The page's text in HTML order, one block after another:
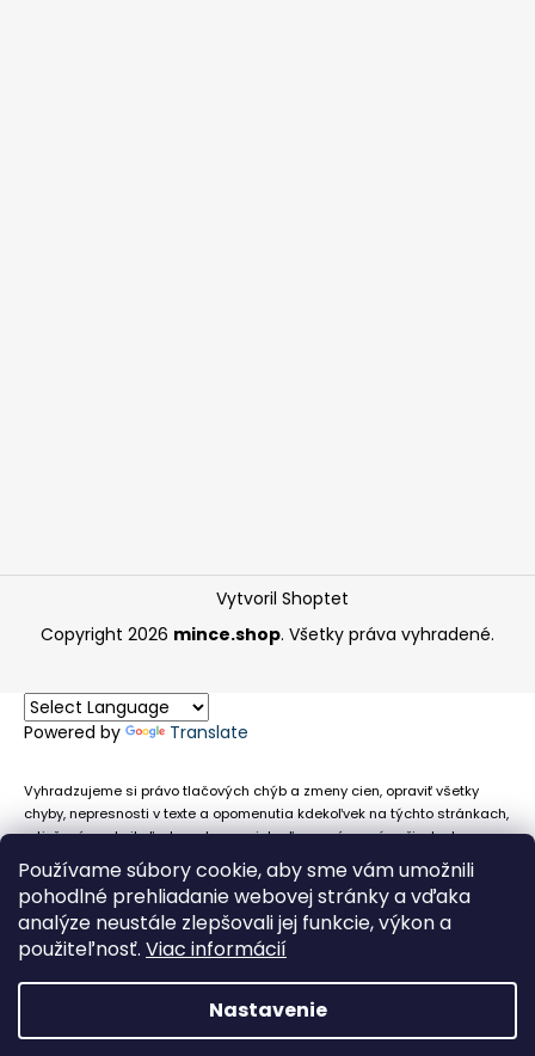
Používame súbory cookie, aby sme vám umožnili
pohodlné prehliadanie webovej stránky a vďaka
analýze neustále zlepšovali jej funkcie, výkon a
použiteľnosť. Viac informácií
Nastavenie
Vytvoril Shoptet
Copyright 2026 mince.shop. Všetky práva vyhradené.
Powered by Translate
Vyhradzujeme si právo tlačových chýb a zmeny cien, opraviť všetky
chyby, nepresnosti v texte a opomenutia kdekoľvek na týchto stránkach,
a tiež právo akejkoľvek osobe zamietnuť neoprávnenú požiadavku na
chybne uvedený text. Na stránkach sa môžu vyskytnúť technické
nepresnosti a typografické chyby alebo opomenutia v súvislosti s
informáciami zobrazenými na týchto stránkach, nevyplýva nám žiadna
povinnosť ani zodpovednosť v prípade, že sa spoliehajú na nepresné
informácie poskytované na týchto stránkach.